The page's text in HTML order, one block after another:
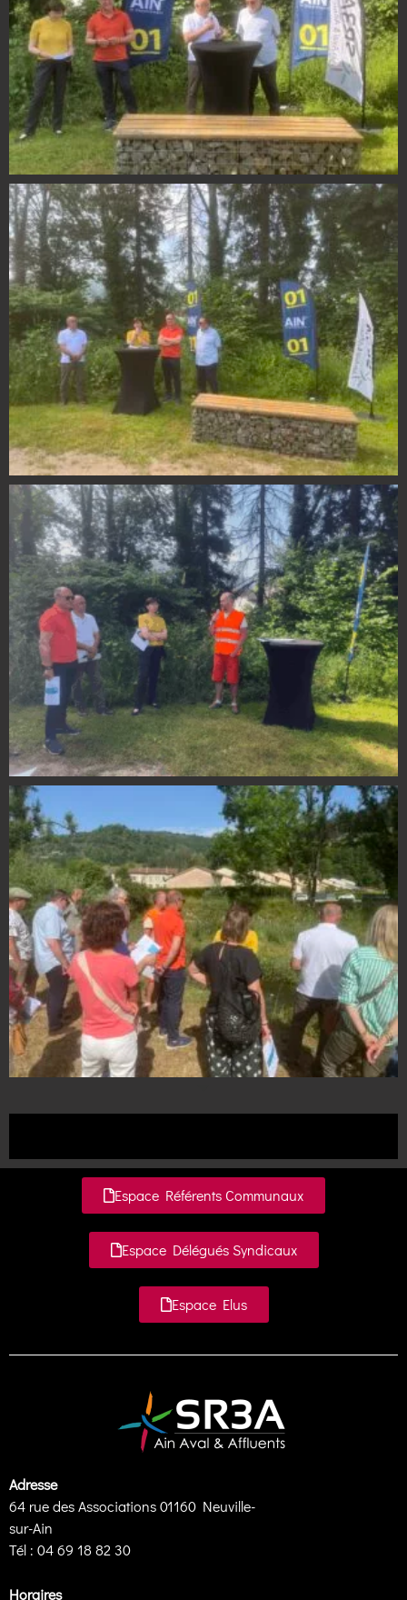
Espace Référents Communaux
Espace Délégués Syndicaux
Espace Elus
Adresse
64 rue des Associations 01160 Neuville-
sur-Ain
Tél : 04 69 18 82 30
Horaires